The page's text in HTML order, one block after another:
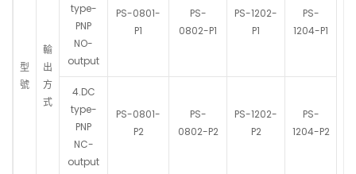
型
號
輸
出
方
式
type-
PNP
NO-
output
PS-0801-
P1
PS-
0802-P1
PS-1202-
P1
PS-
1204-P1
4.DC
type-
PNP
NC-
output
PS-0801-
P2
PS-
0802-P2
PS-1202-
P2
PS-
1204-P2